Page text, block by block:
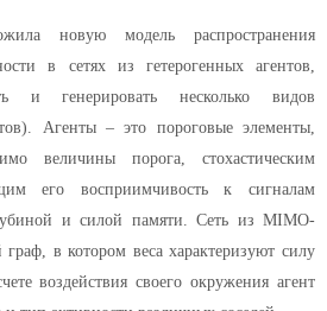
новую модель распространения
в сетях из гетерогенных агентов,
и генерировать несколько видов
Агенты – это пороговые элементы,
величины порога, стохастическим
его восприимчивость к сигналам
и силой памяти. Сеть из MIMO-
в котором веса характеризуют силу
воздействия своего окружения агент